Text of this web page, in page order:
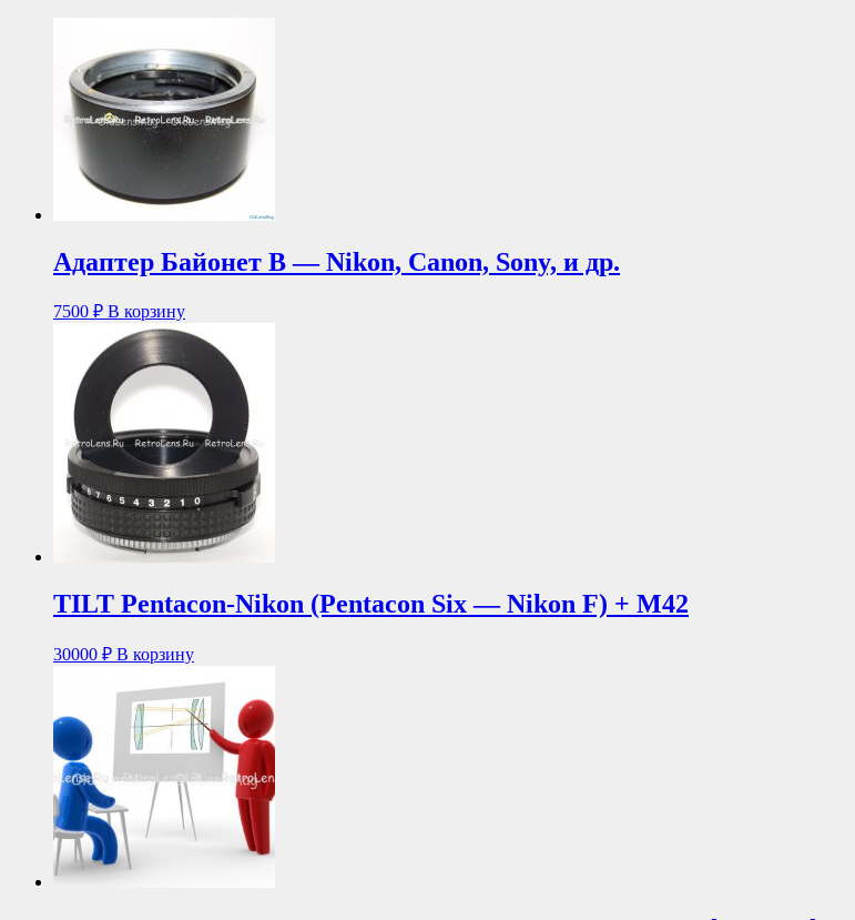
Адаптер Байонет В — Nikon, Canon, Sony, и др.
7500 ₽ В корзину
TILT Pentacon-Nikon (Pentacon Six — Nikon F) + M42
30000 ₽ В корзину